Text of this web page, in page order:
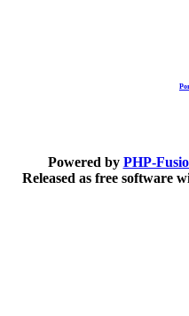
Powered by PHP-
Released as free software